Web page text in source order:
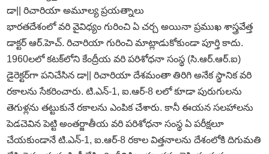
డా|| రిచారియా అమూల్య ప్రయత్నాలు
భారతదేశంలో వరి వైవిధ్యం గురించి ఏ చర్చ అయినా ప్రముఖ శాస్త్రవేత్త
డాక్టర్‌ ఆర్‌.హెచ్‌. రిచారియా గురించి మాట్లాడుకోకుండా పూర్తి కాదు.
1960లలో కటక్‌లోని కేంద్రీయ వరి పరిశోధనా సంస్థ (సి.ఆర్‌.ఆర్‌.ఐ)
డైరెక్టర్‌గా పనిచేసిన డా|| రిచారియా దేశమంతా తిరిగి అనేక స్థానిక వరి
రకాలను సేకరించారు. టి.ఎన్‌-1, ఐ.ఆర్‌-8 లలో కూడా పురుగులను
తెగుళ్లను తట్టుకునే రకాలను ఎంపిక చేశారు. కానీ ఈయన సలహాలను
పెడచెవిన పెట్టి అంతర్జాతీయ వరి పరిశోధనా సంస్థ ఏ పరీక్షలూ
చేయకుండానే టి.ఎన్‌-1, ఐ.ఆర్‌-8 రకాల విత్తనాలను దేశంలోకి దిగుమతి